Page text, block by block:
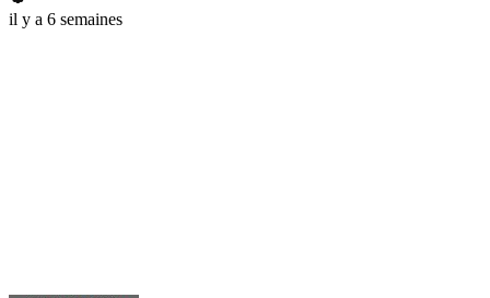
il y a 6 semaines